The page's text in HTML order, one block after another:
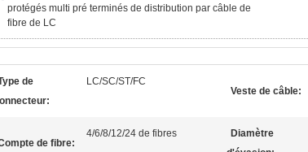
protégés multi pré terminés de distribution par câble de
fibre de LC
de
LC/SC/ST/FC
Veste de câble:
de fibre:
4/6/8/12/24 de fibres
Diamètre